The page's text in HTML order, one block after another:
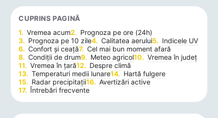
CUPRINS PAGINĂ
Vremea acum
Prognoza pe ore (24h)
Prognoza pe 10 zile
Calitatea aerului
Indicele UV
Confort și ceață
Cel mai bun moment afară
Condiții de drum
Meteo agricol
Vremea în județ
Vremea în țară
Despre climă
Temperaturi medii lunare
Hartă fulgere
Radar precipitații
Avertizări active
Întrebări frecvente